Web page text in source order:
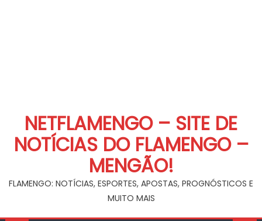
NETFLAMENGO – SITE DE
NOTÍCIAS DO FLAMENGO –
MENGÃO!
FLAMENGO: NOTÍCIAS, ESPORTES, APOSTAS, PROGNÓSTICOS E
MUITO MAIS